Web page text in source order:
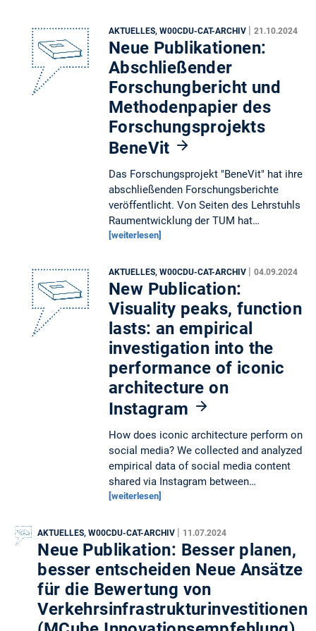
AKTUELLES, W00CDU-CAT-ARCHIV | 21.10.2024
Neue Publikationen:
Abschließender
Forschungbericht und
Methodenpapier des
Forschungsprojekts
BeneVit
Das Forschungsprojekt "BeneVit" hat ihre
abschließenden Forschungsberichte
veröffentlicht. Von Seiten des Lehrstuhls
Raumentwicklung der TUM hat…
[weiterlesen]
AKTUELLES, W00CDU-CAT-ARCHIV | 04.09.2024
New Publication:
Visuality peaks, function
lasts: an empirical
investigation into the
performance of iconic
architecture on
Instagram
How does iconic architecture perform on
social media? We collected and analyzed
empirical data of social media content
shared via Instagram between…
[weiterlesen]
AKTUELLES, W00CDU-CAT-ARCHIV | 11.07.2024
Neue Publikation: Besser planen,
besser entscheiden Neue Ansätze
für die Bewertung von
Verkehrsinfrastrukturinvestitionen